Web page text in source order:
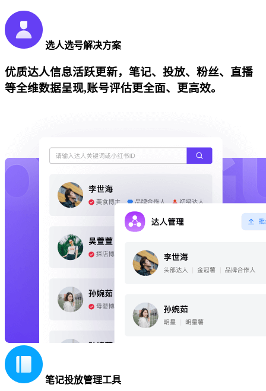
选人选号解决方案
优质达人信息活跃更新，笔记、投放、粉丝、直播
等全维数据呈现,账号评估更全面、更高效。
笔记投放管理工具